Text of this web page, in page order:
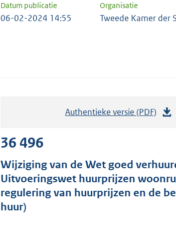
Datum publicatie Organisatie
06-02-2024 14:55 Tweede Kamer der
Authentieke versie (PDF)
a
n
d
36 496
Wijziging van de Wet goed
Uitvoeringswet huurprijzen
regulering van huurprijzen en de
huur)